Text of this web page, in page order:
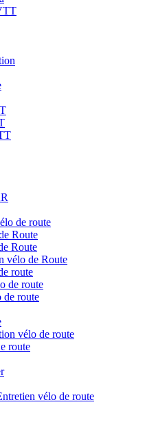
de route
Route
Route
vélo de Route
route
de route
de route
vélo de route
route
vélo de route